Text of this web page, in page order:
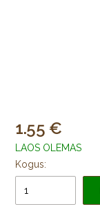
1.55
LAOS OLEMAS
Kogus: